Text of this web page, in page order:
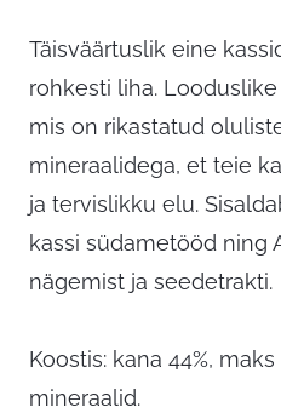
Täisväärtuslik eine
rohkesti liha.
mis on rikastatud
mineraalidega, et teie
ja tervislikku elu.
kassi südametööd ning
nägemist ja seedetrakti.
Koostis: kana 44%, maks
mineraalid.